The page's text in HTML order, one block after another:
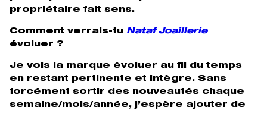
propriétaire fait sens.
Comment verrais-tu Nataf Joaillerie
évoluer ?
Je vois la marque évoluer au fil du temps
en restant pertinente et intègre. Sans
forcément sortir des nouveautés chaque
semaine/mois/année, j’espère ajouter de